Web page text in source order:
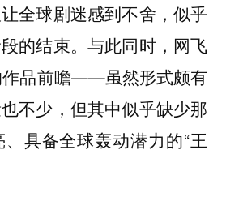
全球剧迷感到不舍，似乎
的结束。与此同时，网飞
作品前瞻——虽然形式颇有
不少，但其中似乎缺少那
具备全球轰动潜力的“王